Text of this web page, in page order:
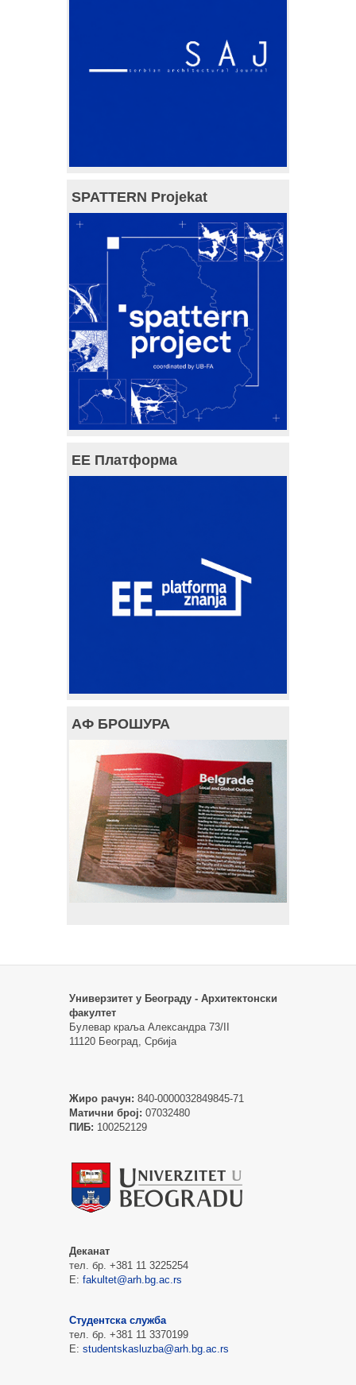
SPATTERN Projekat
ЕЕ Платформа
АФ БРОШУРА
Универзитет у Београду - Архитектонски
факултет
Булевар краља Александра 73/II
11120 Београд, Србија
Жиро рачун: 840-0000032849845-71
Матични број: 07032480
ПИБ: 100252129
Деканат
тел. бр. +381 11 3225254
Е: fakultet@arh.bg.ac.rs
Студентска служба
тел. бр. +381 11 3370199
Е: studentskasluzba@arh.bg.ac.rs